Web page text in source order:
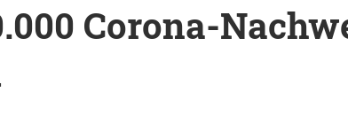
Corona-